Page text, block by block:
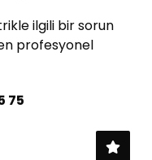
ilgili bir sorun
profesyonel
75